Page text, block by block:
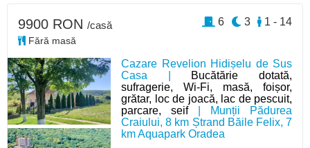
Cazare Revelion Hidișelu de Sus
Casa | Bucătărie dotată,
sufragerie, Wi-Fi, masă, foișor,
grătar, loc de joacă, lac de pescuit,
parcare, seif| Munții Pădurea
Craiului, 8 km Ștrand Băile Felix, 7
km Aquapark Oradea
9900 RON /casă
Fără masă
1 - 14
3
6